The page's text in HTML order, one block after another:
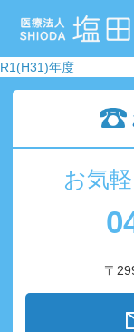
R1(H31)年度
お気
〒